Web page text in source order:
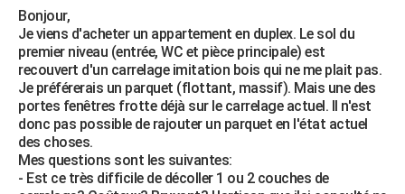
BRICOLAGE
Forum
Aménagement intérieur
Extérieur
Cuisine
Salle de bains
Jardinage
Rangement
WEEK-END
Guides de France
Escapades
Patrimoine
Expositions
Musées
Week-end nature
+LIFESTYLE
Art de vivre
Bien-être
Loisirs
Mode
Modes de vie
SANTE
Alimentation
Guide de la santé
Maladies
Médicaments
Sommeil
VOYAGE
Destinations
City break
Voyage nature
Voyage de noces
Bonjour,
Je viens d'acheter un appartement en duplex. Le sol du
premier niveau (entrée, WC et pièce principale) est
recouvert d'un carrelage imitation bois qui ne me plait pas.
Je préférerais un parquet (flottant, massif). Mais une des
portes fenêtres frotte déjà sur le carrelage actuel. Il n'est
donc pas possible de rajouter un parquet en l'état actuel
des choses.
Mes questions sont les suivantes:
- Est ce très difficile de décoller 1 ou 2 couches de